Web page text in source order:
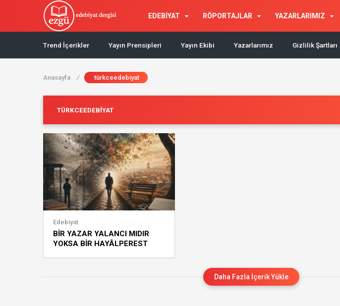
EDEBİYAT RÖPORTAJLAR YAZARLARIMIZ
Trend İçerikler Yayın Prensipleri Yayın Ekibi Yazarlarımız Gizlilik Şartları
Anasayfa / türkceedebiyat
TÜRKCEEDEBIYAT
Edebiyat
BİR YAZAR YALANCI MIDIR
YOKSA BİR HAYÂLPEREST
Daha Fazla İçerik Yükle